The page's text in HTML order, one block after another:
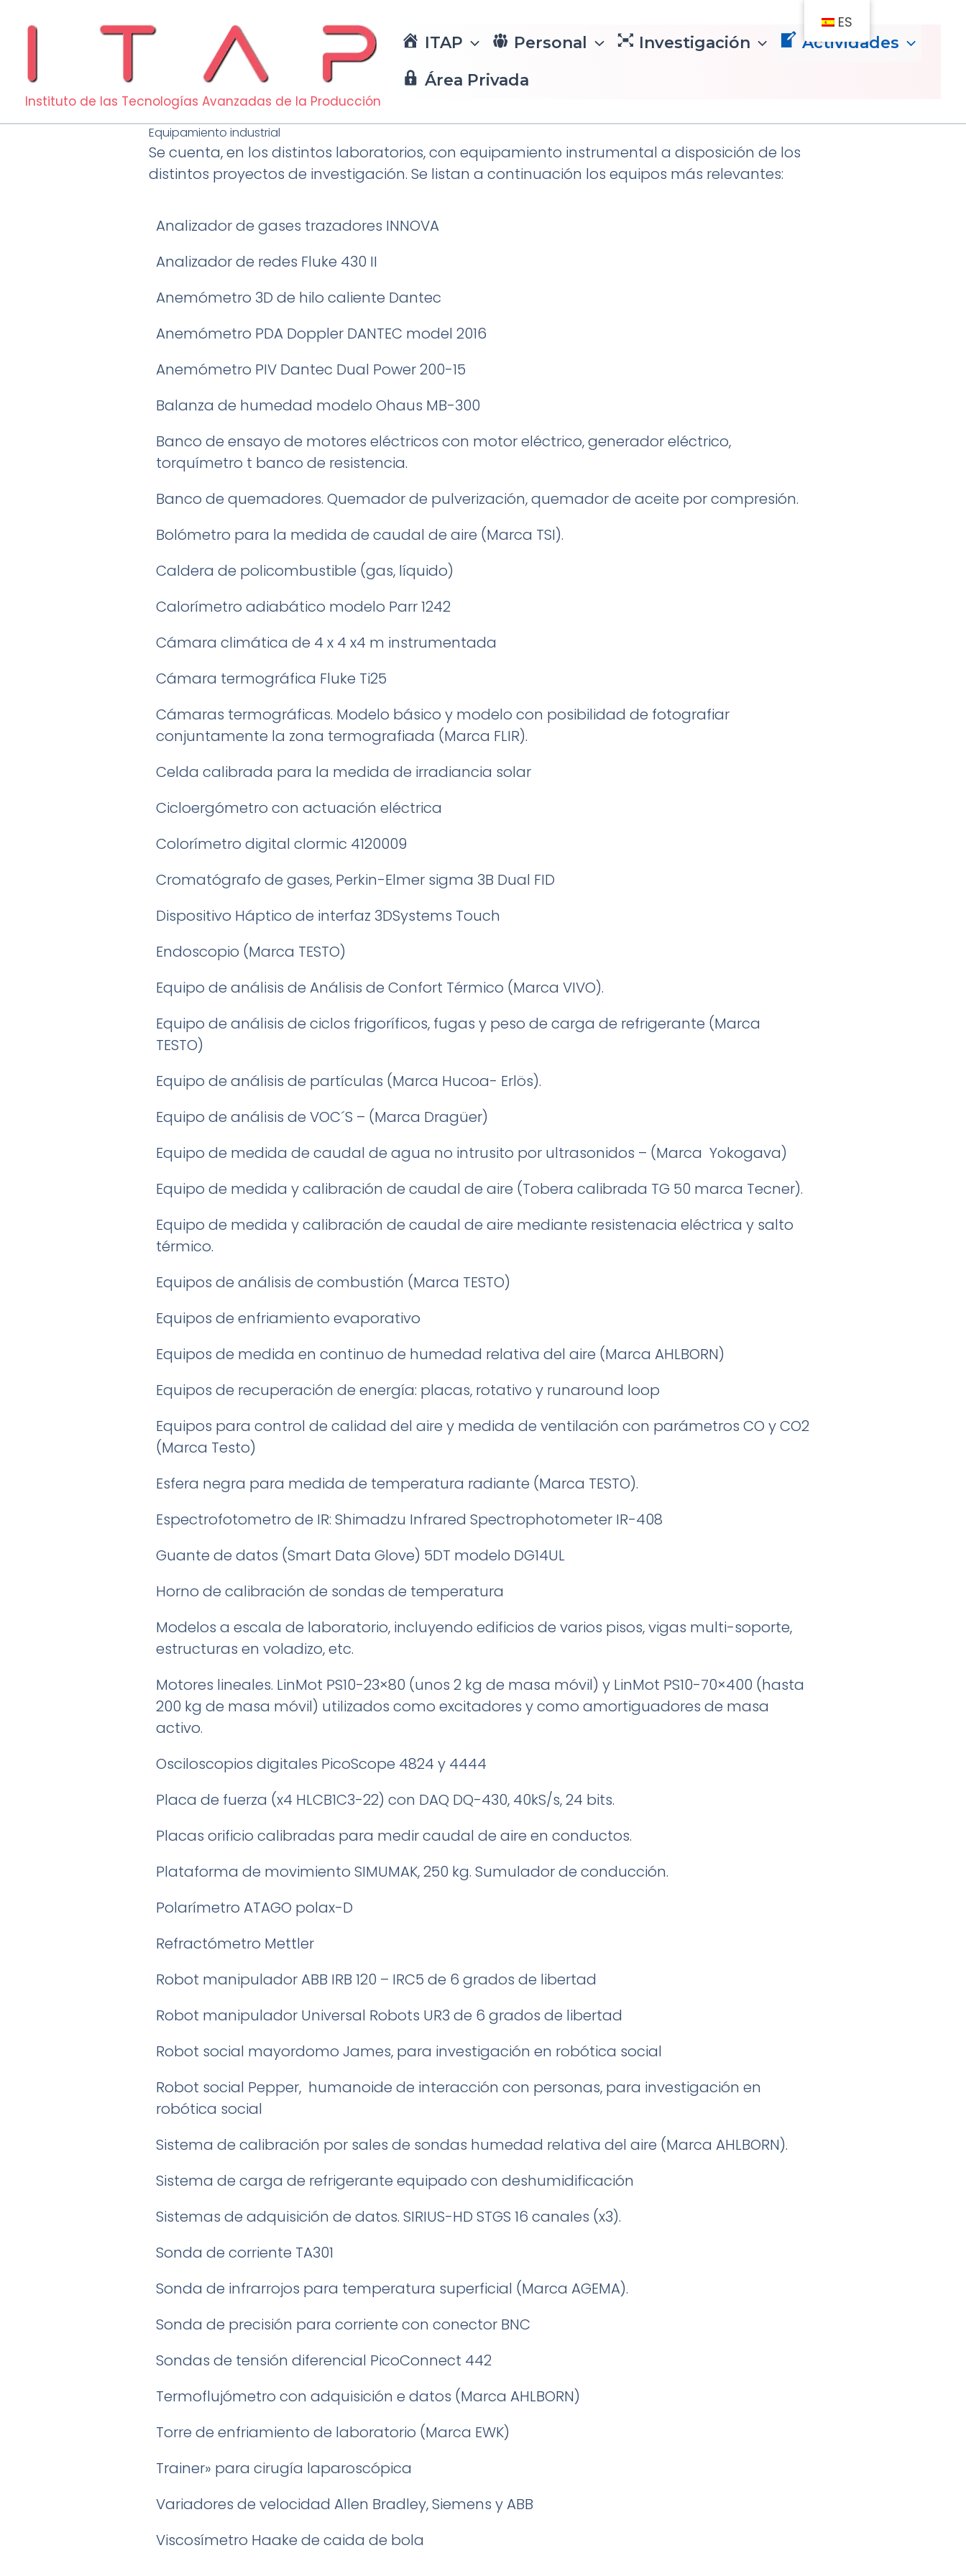
Instituto de las Tecnologías Avanzadas de la Producción
ITAP Personal Investigación
Actividades
Área Privada
Equipamiento industrial
Se cuenta, en los distintos laboratorios, con equipamiento instrumental a disposición de los
distintos proyectos de investigación. Se listan a continuación los equipos más relevantes:
Analizador de gases trazadores INNOVA
Analizador de redes Fluke 430 II
Anemómetro 3D de hilo caliente Dantec
Anemómetro PDA Doppler DANTEC model 2016
Anemómetro PIV Dantec Dual Power 200-15
Balanza de humedad modelo Ohaus MB-300
Banco de ensayo de motores eléctricos con motor eléctrico, generador eléctrico,
torquímetro t banco de resistencia.
Banco de quemadores. Quemador de pulverización, quemador de aceite por compresión.
Bolómetro para la medida de caudal de aire (Marca TSI).
Caldera de policombustible (gas, líquido)
Calorímetro adiabático modelo Parr 1242
Cámara climática de 4 x 4 x4 m instrumentada
Cámara termográfica Fluke Ti25
Cámaras termográficas. Modelo básico y modelo con posibilidad de fotografiar
conjuntamente la zona termografiada (Marca FLIR).
Celda calibrada para la medida de irradiancia solar
Cicloergómetro con actuación eléctrica
Colorímetro digital clormic 4120009
Cromatógrafo de gases, Perkin-Elmer sigma 3B Dual FID
Dispositivo Háptico de interfaz 3DSystems Touch
Endoscopio (Marca TESTO)
Equipo de análisis de Análisis de Confort Térmico (Marca VIVO).
Equipo de análisis de ciclos frigoríficos, fugas y peso de carga de refrigerante (Marca
TESTO)
Equipo de análisis de partículas (Marca Hucoa- Erlös).
Equipo de análisis de VOC´S – (Marca Dragüer)
Equipo de medida de caudal de agua no intrusito por ultrasonidos – (Marca Yokogava)
Equipo de medida y calibración de caudal de aire (Tobera calibrada TG 50 marca Tecner).
Equipo de medida y calibración de caudal de aire mediante resistenacia eléctrica y salto
térmico.
Equipos de análisis de combustión (Marca TESTO)
Equipos de enfriamiento evaporativo
Equipos de medida en continuo de humedad relativa del aire (Marca AHLBORN)
Equipos de recuperación de energía: placas, rotativo y runaround loop
Equipos para control de calidad del aire y medida de ventilación con parámetros CO y CO2
(Marca Testo)
Esfera negra para medida de temperatura radiante (Marca TESTO).
Espectrofotometro de IR: Shimadzu Infrared Spectrophotometer IR-408
Guante de datos (Smart Data Glove) 5DT modelo DG14UL
Horno de calibración de sondas de temperatura
Modelos a escala de laboratorio, incluyendo edificios de varios pisos, vigas multi-soporte,
estructuras en voladizo, etc.
Motores lineales. LinMot PS10-23×80 (unos 2 kg de masa móvil) y LinMot PS10-70×400 (hasta
200 kg de masa móvil) utilizados como excitadores y como amortiguadores de masa
activo.
Osciloscopios digitales PicoScope 4824 y 4444
Placa de fuerza (x4 HLCB1C3-22) con DAQ DQ-430, 40kS/s, 24 bits.
Placas orificio calibradas para medir caudal de aire en conductos.
Plataforma de movimiento SIMUMAK, 250 kg. Sumulador de conducción.
Polarímetro ATAGO polax-D
Refractómetro Mettler
Robot manipulador ABB IRB 120 – IRC5 de 6 grados de libertad
Robot manipulador Universal Robots UR3 de 6 grados de libertad
Robot social mayordomo James, para investigación en robótica social
Robot social Pepper, humanoide de interacción con personas, para investigación en
robótica social
Sistema de calibración por sales de sondas humedad relativa del aire (Marca AHLBORN).
Sistema de carga de refrigerante equipado con deshumidificación
Sistemas de adquisición de datos. SIRIUS-HD STGS 16 canales (x3).
Sonda de corriente TA301
Sonda de infrarrojos para temperatura superficial (Marca AGEMA).
Sonda de precisión para corriente con conector BNC
Sondas de tensión diferencial PicoConnect 442
Termoflujómetro con adquisición e datos (Marca AHLBORN)
Torre de enfriamiento de laboratorio (Marca EWK)
Trainer» para cirugía laparoscópica
Variadores de velocidad Allen Bradley, Siemens y ABB
Viscosímetro Haake de caida de bola
ES